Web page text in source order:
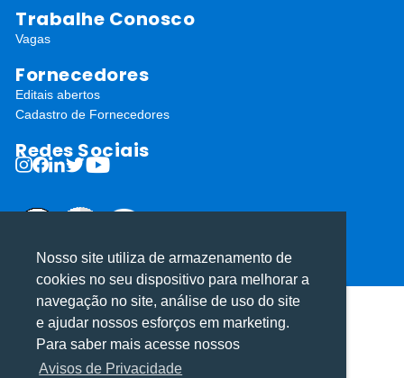
Utilizamos cookies para oferecer melhor
experiência, melhorar o desempenho, analisar
como você interage em nosso site e
personalizar conteúdo.
Utilizamos cookies para oferecer melhor
experiência, melhorar o desempenho, analisar
como você interage em nosso site e
personalizar conteúdo.
Trabalhe Conosco
Vagas
Fornecedores
Editais abertos
Cadastro de Fornecedores
Redes Sociais
ⓒ Todos os direitos reservados I Desenvolvido porApiki WordPress
Nosso site utiliza de armazenamento de
cookies no seu dispositivo para melhorar a
navegação no site, análise de uso do site
e ajudar nossos esforços em marketing.
Para saber mais acesse nossos
Avisos de Privacidade